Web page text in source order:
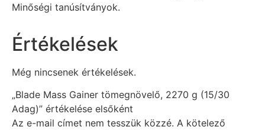
Minőségi tanúsítványok.
Értékelések
Még nincsenek értékelések.
„Blade Mass Gainer tömegnövelő, 2270 g (15/30
Adag)” értékelése elsőként
Az e-mail címet nem tesszük közzé. A kötelező